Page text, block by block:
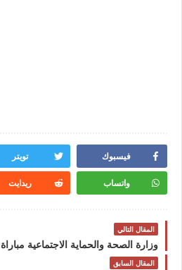
فيسبوك تويتر
واتساب ريدايت
المقال التالي
المقال السابق